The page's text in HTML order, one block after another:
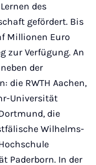
des
gefördert. Bis
Millionen Euro
zur Verfügung. An
der
die RWTH Aachen,
Universität
die
Wilhelms-
Paderborn. In der